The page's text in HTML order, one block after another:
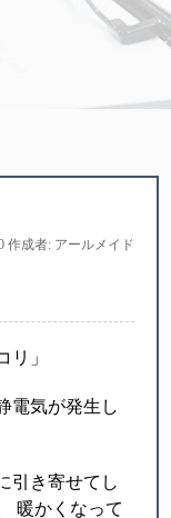
作成者: アールメイド
リ」
電気が発生し
引き寄せてし
暖かくなって